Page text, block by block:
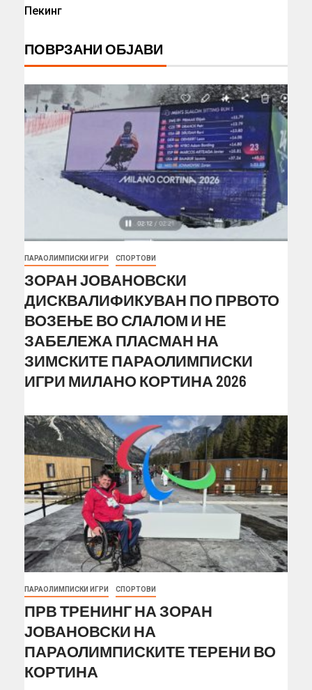
Пекинг
ПОВРЗАНИ ОБЈАВИ
ПАРАОЛИМПИСКИ ИГРИ СПОРТОВИ
ЗОРАН ЈОВАНОВСКИ
ДИСКВАЛИФИКУВАН ПО ПРВОТО
ВОЗЕЊЕ ВО СЛАЛОМ И НЕ
ЗАБЕЛЕЖА ПЛАСМАН НА
ЗИМСКИТЕ ПАРАОЛИМПИСКИ
ИГРИ МИЛАНО КОРТИНА 2026
ПАРАОЛИМПИСКИ ИГРИ СПОРТОВИ
ПРВ ТРЕНИНГ НА ЗОРАН
ЈОВАНОВСКИ НА
ПАРАОЛИМПИСКИТЕ ТЕРЕНИ ВО
КОРТИНА